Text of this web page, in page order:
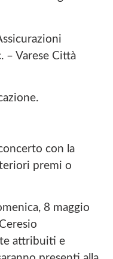
– Varese Città
con la
premi o
8 maggio
attribuiti e